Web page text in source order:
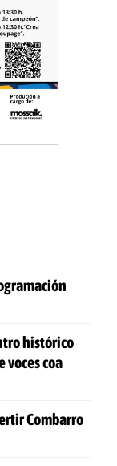
histórico
voces coa
Combarro